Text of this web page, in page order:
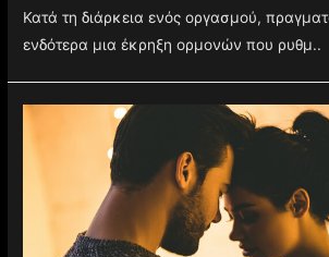
Κατά τη διάρκεια ενός οργασμού,
ενδότερα μια έκρηξη ορμονών που ρυθμ..